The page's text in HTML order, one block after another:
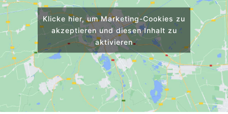
Klicke hier, um Marketing-Cookies zu
akzeptieren und diesen Inhalt zu
aktivieren